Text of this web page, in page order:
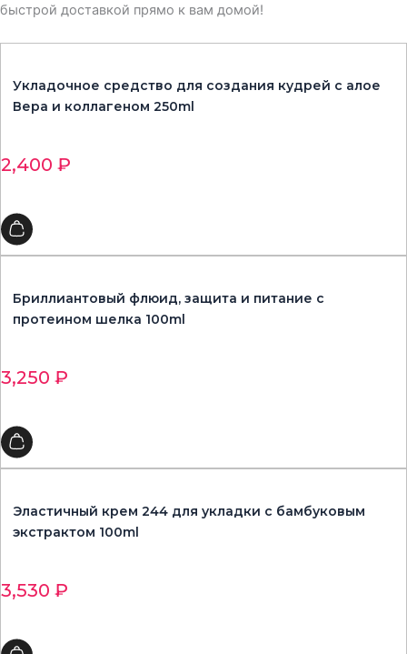
быстрой доставкой прямо к вам домой!
Укладочное средство для создания кудрей с алое
Вера и коллагеном 250ml
2,400 ₽
Бриллиантовый флюид, защита и питание с
протеином шелка 100ml
3,250 ₽
Эластичный крем 244 для укладки с бамбуковым
экстрактом 100ml
3,530 ₽